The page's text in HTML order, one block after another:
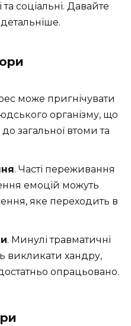
та соціальні. Давайте
може пригнічувати
організму, що
загальної втоми та
. Часті переживання
емоцій можуть
яке переходить в
. Минулі травматичні
викликати хандру,
опрацьовано.